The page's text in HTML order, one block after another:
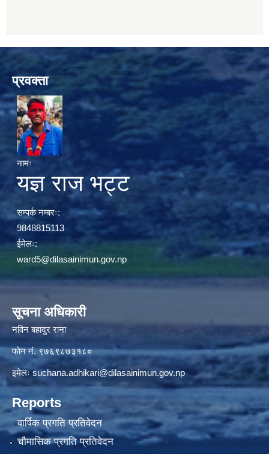
प्रवक्ता
नामः
यज्ञ राज भट्ट
सम्पर्क नम्बरः:
9848815113
ईमेलः:
ward5@dilasainimun.gov.np
सूचना अधिकारी
नविन बहादुर राना
फाेन नं. ९७६९८७३१८०
इमेलःsuchana.adhikari@dilasainimun.gov.np
Reports
वार्षिक प्रगति प्रतिवेदन
चौमासिक प्रगति प्रतिवेदन